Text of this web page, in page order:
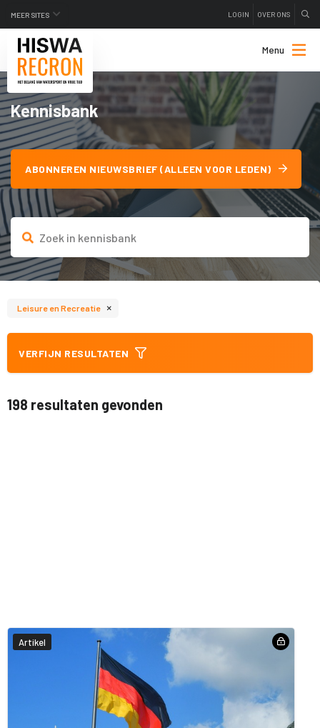
MEER SITES LOGIN OVER ONS
Menu
Kennisbank
ABONNEREN NIEUWSBRIEF (ALLEEN VOOR LEDEN)
Leisure en Recreatie ×
VERFIJN RESULTATEN
198 resultaten gevonden
Artikel